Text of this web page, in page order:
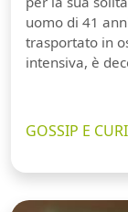
uomo di 41
trasportato in
intensiva, è
GOSSIP E